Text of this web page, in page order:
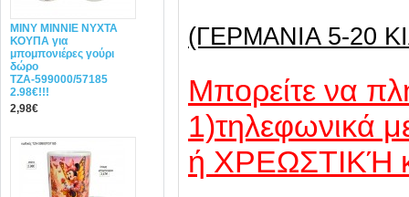
MINY ΜΙΝΝΙΕ ΝΥΧΤΑ
ΚΟΥΠΑ για
μπομπονιέρες γούρι
δώρο
ΤΖΑ-599000/57185
2.98€!!!
2,98€
(ΓΕΡΜΑΝΙΑ 5-20
Mπορείτε να
1)τηλεφωνικά
ή ΧΡΕΩΣΤΙΚΉ